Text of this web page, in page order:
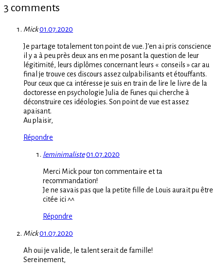
3 comments
Mick01.07.2020
Je partage totalement ton point de vue. J’en ai pris conscience
il y a à peu près deux ans en me posant la question de leur
légitimité, leurs diplômes concernant leurs « conseils » car au
final je trouve ces discours assez culpabilisants et étouffants.
Pour ceux que ca intéresse je suis en train de lire le livre de la
doctoresse en psychologie Julia de Funes qui cherche à
déconstruire ces idéologies. Son point de vue est assez
apaisant.
Au plaisir,
Répondre
leminimaliste01.07.2020
Merci Mick pour ton commentaire et ta
recommandation!
Je ne savais pas que la petite fille de Louis aurait pu être
citée ici ^^
Répondre
Mick01.07.2020
Ah oui je valide, le talent serait de famille!
Sereinement,